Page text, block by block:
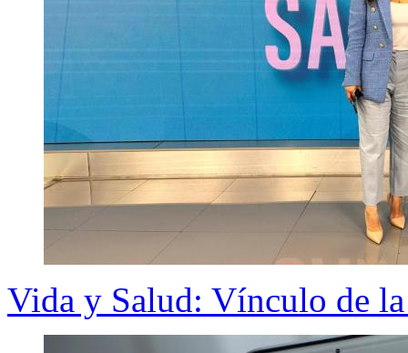
Vida y Salud: Vínculo de